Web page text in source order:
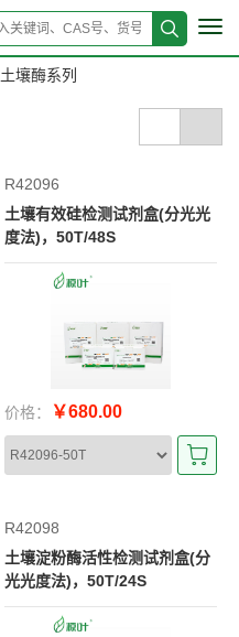
土壤酶系列
R42096
土壤有效硅检测试剂盒(分光光
度法)，50T/48S
价格： ￥680.00
R42098
土壤淀粉酶活性检测试剂盒(分
光光度法)，50T/24S